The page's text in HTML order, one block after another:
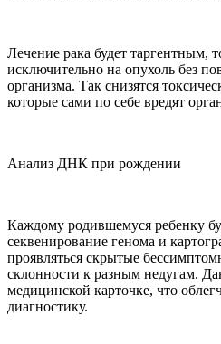
Лечение рака будет таргентным,
исключительно на опухоль без
организма. Так снизятся
которые сами по себе вредят
Анализ ДНК при рождении
Каждому родившемуся ребенку
секвенирование генома и
проявляться скрытые
склонности к разным недугам.
медицинской карточке, что
диагностику.